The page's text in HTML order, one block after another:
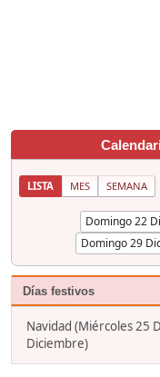
LISTA MES SEMANA
Días festivos
Navidad (Miércoles 25
Diciembre)